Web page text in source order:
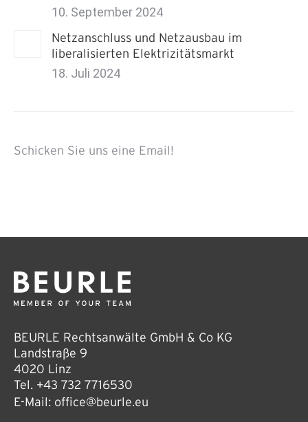
10. September 2024
Netzanschluss und Netzausbau im
liberalisierten Elektrizitätsmarkt
18. Juli 2024
Schicken Sie uns eine Email!
BEURLE Rechtsanwälte GmbH & Co KG
Landstraße 9
4020 Linz
Tel. +43 732 7716530
E-Mail: office@beurle.eu